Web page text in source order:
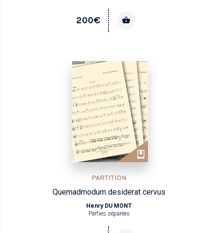
200€
PARTITION
Quemadmodum desiderat cervus
Henry DU MONT
Parties séparées